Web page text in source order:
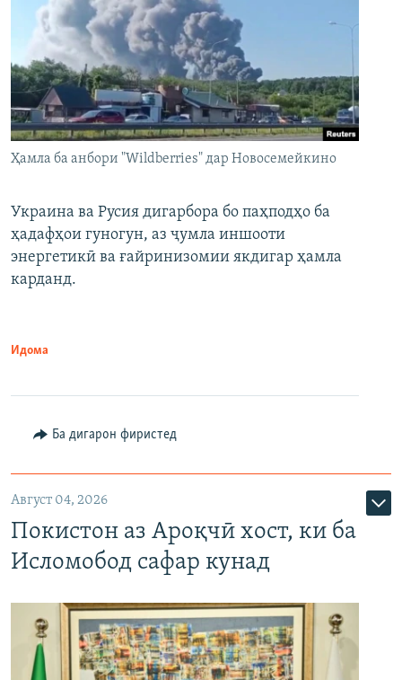
Ҳамла ба анбори "Wildberries" дар Новосемейкино
Украина ва Русия дигарбора бо паҳподҳо ба
ҳадафҳои гуногун, аз ҷумла иншооти
энергетикӣ ва ғайринизомии якдигар ҳамла
карданд.
Идома
Ба дигарон фиристед
Август 04, 2026
Покистон аз Ароқчӣ хост, ки ба
Исломобод сафар кунад